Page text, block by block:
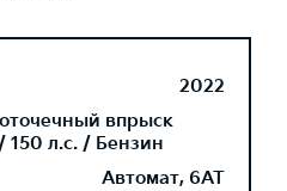
2022
впрыск
150 л.с. / Бензин
Автомат, 6AT